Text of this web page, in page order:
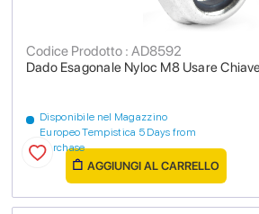
Dado Esagonale Nyloc M8 Usare
Codice Prodotto : AD8592
Disponibile nel Magazzino
Europeo Tempistica 5 Days from
purchase
AGGIUNGI AL CARRELLO